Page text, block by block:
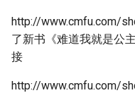
http://www.cmfu.com/
了新书《难道我就是公
接
http://www.cmfu.com/